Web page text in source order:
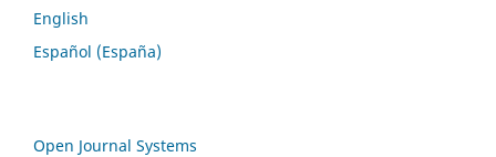
English
Español (España)
Open Journal Systems